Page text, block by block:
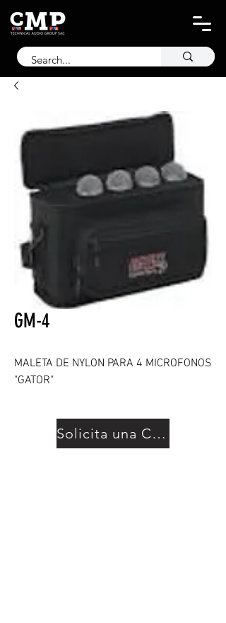
GM-4
MALETA DE NYLON PARA 4 MICROFONOS
"GATOR"
Solicita una Cotización